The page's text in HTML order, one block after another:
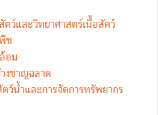
ตว์และวิทยาศาสตร์เนื้อสัตว์
ช
อม
งชาญฉลาด
ว์น้ำและการจัดการทรัพยากร